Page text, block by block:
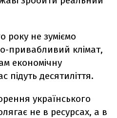
не зуміємо
привабливий клімат,
економічну
підуть десятиліття.
українського
не в ресурсах, а в